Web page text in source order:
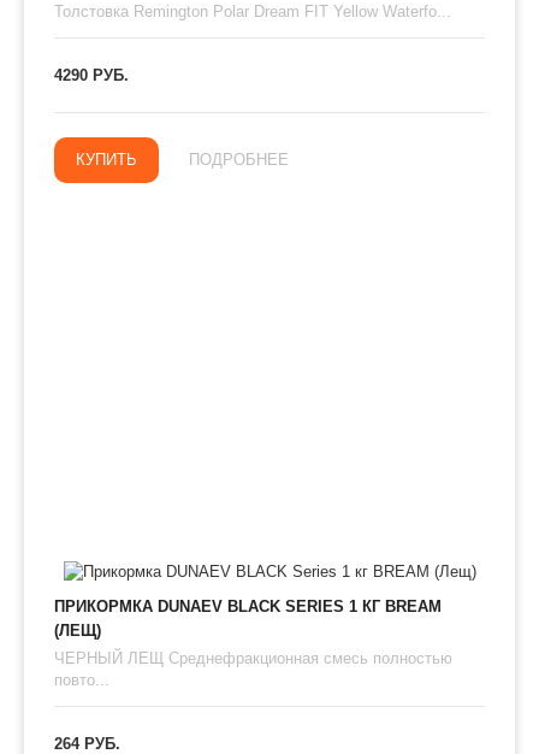
Толстовка Remington Polar Dream FIT Yellow Waterfo...
4290 РУБ.
КУПИТЬ ПОДРОБНЕЕ
ПРИКОРМКА DUNAEV BLACK SERIES 1 КГ BREAM
(ЛЕЩ)
ЧЕРНЫЙ ЛЕЩ Среднефракционная смесь полностью
повто...
264 РУБ.